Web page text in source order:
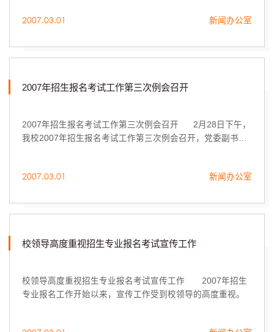
2007.03.01 新闻办公室
2007年招生报名考试工作第三次例会召开
2007年招生报名考试工作第三次例会召开 2月28日下午，
我校2007年招生报名考试工作第三次例会召开，党委副书记
2007.03.01 新闻办公室
校领导高度重视招生专业报名考试宣传工作
校领导高度重视招生专业报名考试宣传工作 2007年招生
专业报名工作开始以来，宣传工作受到校领导的高度重视。